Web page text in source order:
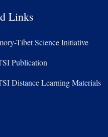
Links
Tibet Science Initiative
Publication
Distance Learning Materials